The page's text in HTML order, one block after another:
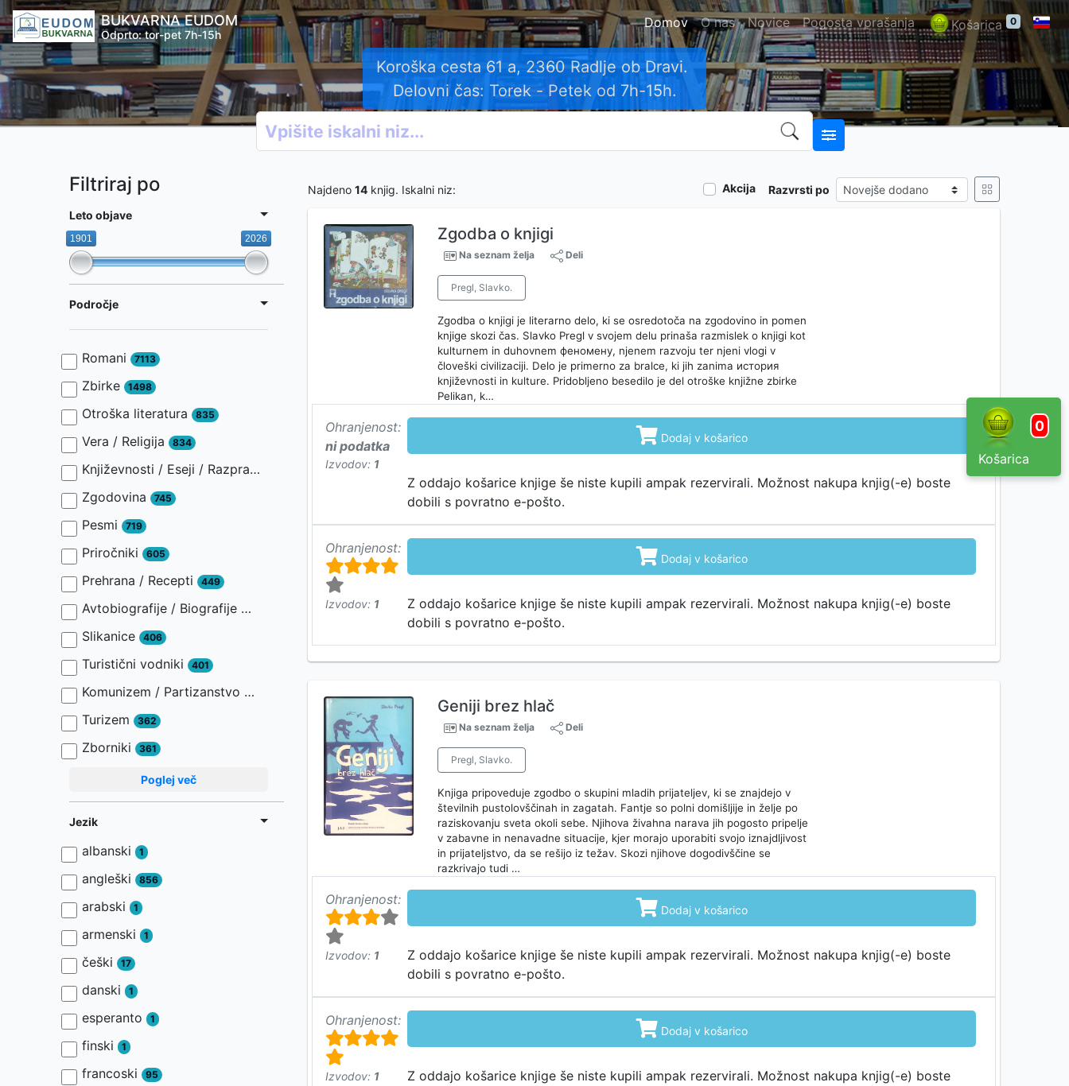
BUKVARNA EUDOM
Odprto: tor-pet 7h-15h
Domov O nas Novice Pogosta vprašanja Košarica 0
Vsako knjigo ovrednotimo ob rezervaciji.
Povprečna cena knjig je okrog 10 EUR.
0
Košarica
Filtriraj po
Leto objave
1901 2026
Področje
Romani 7113
Zbirke 1498
Otroška literatura 835
Vera / Religija 834
Književnosti / Eseji / Razprave / Jezik / Slovnica / Slavistika
Zgodovina 745
Pesmi 719
Priročniki 605
Prehrana / Recepti 449
Avtobiografije / Biografije446
Slikanice 406
Turistični vodniki 401
Komunizem / Partizanstvo401
Turizem 362
Zborniki 361
Poglej več
Jezik
albanski 1
angleški 856
arabski 1
armenski 1
češki 17
danski 1
esperanto 1
finski 1
francoski 95
Najdeno 14 knjig. Iskalni niz: Akcija Razvrsti po
Zgodba o knjigi
Na seznam želja Deli
Pregl, Slavko.
Zgodba o knjigi je literarno delo, ki se osredotoča na zgodovino in pomen
knjige skozi čas. Slavko Pregl v svojem delu prinaša razmislek o knjigi kot
kulturnem in duhovnem феномену, njenem razvoju ter njeni vlogi v
človeški civilizaciji. Delo je primerno za bralce, ki jih zanima история
književnosti in kulture. Pridobljeno besedilo je del otroške knjižne zbirke
Pelikan, k…
Ohranjenost:
ni podatka
Izvodov: 1
 Dodaj v košarico
Z oddajo košarice knjige še niste kupili ampak rezervirali. Možnost nakupa knjig(-e) boste
dobili s povratno e-pošto.
Ohranjenost:
Izvodov: 1
 Dodaj v košarico
Z oddajo košarice knjige še niste kupili ampak rezervirali. Možnost nakupa knjig(-e) boste
dobili s povratno e-pošto.
Geniji brez hlač
Na seznam želja Deli
Pregl, Slavko.
Knjiga pripoveduje zgodbo o skupini mladih prijateljev, ki se znajdejo v
številnih pustolovščinah in zagatah. Fantje so polni domišljije in želje po
raziskovanju sveta okoli sebe. Njihova živahna narava jih pogosto pripelje
v zabavne in nenavadne situacije, kjer morajo uporabiti svojo iznajdljivost
in prijateljstvo, da se rešijo iz težav. Skozi njihove dogodivščine se
razkrivajo tudi …
Ohranjenost:
Izvodov: 1
 Dodaj v košarico
Z oddajo košarice knjige še niste kupili ampak rezervirali. Možnost nakupa knjig(-e) boste
dobili s povratno e-pošto.
Ohranjenost:
Izvodov: 1
 Dodaj v košarico
Z oddajo košarice knjige še niste kupili ampak rezervirali. Možnost nakupa knjig(-e) boste